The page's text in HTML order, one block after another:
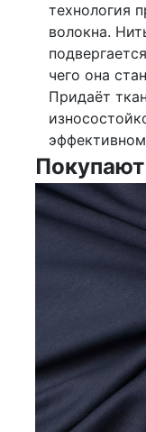
технология
волокна.
чего она
Придаёт